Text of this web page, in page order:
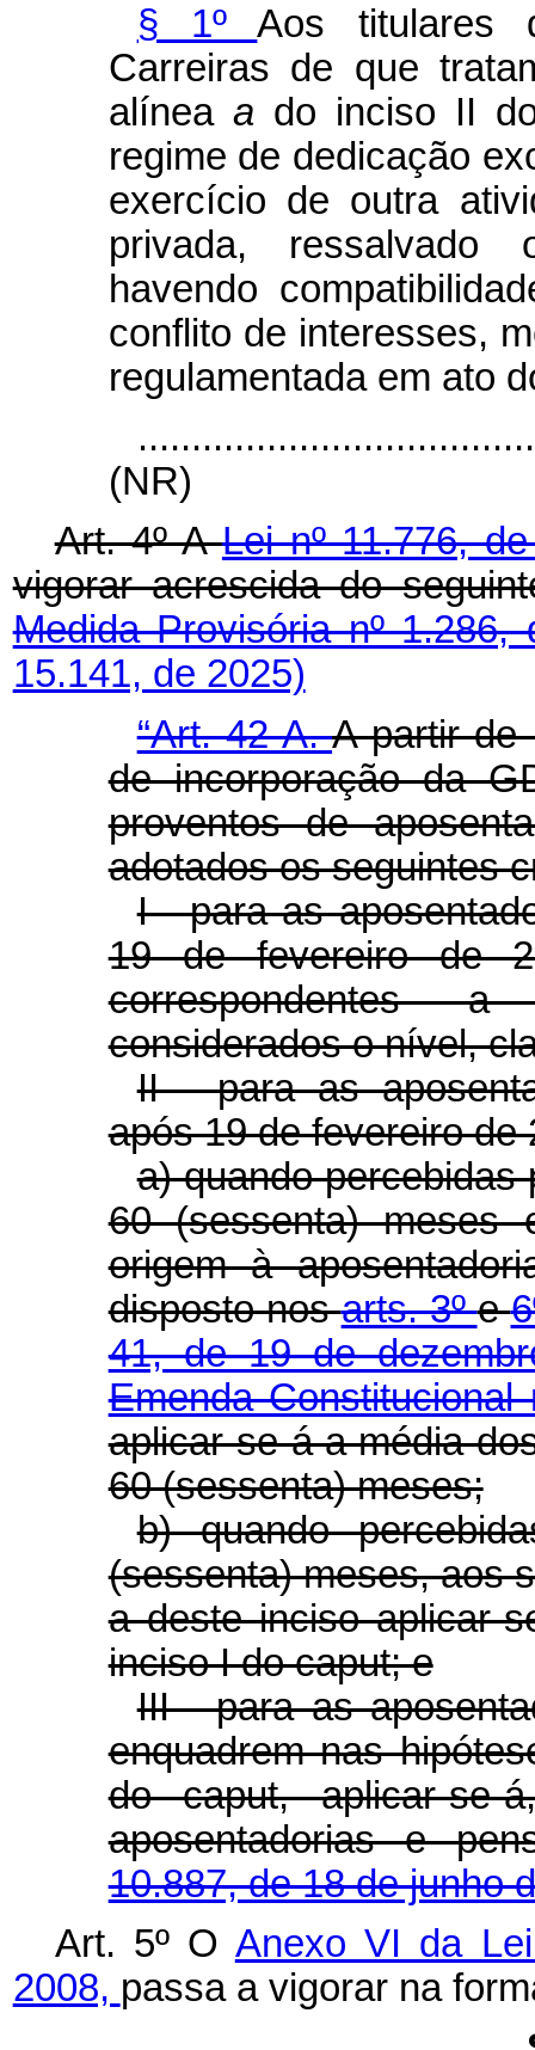
§ 1ºAos titulares
Carreiras de que
alínea a do inciso II
regime de dedicação
exercício de outra
privada,
havendo
conflito de interesses,
regulamentada em ato
(NR)
Art. 4º ALei nº 11.776,
vigorar acrescida do
Medida Provisória nº 1.286,
15.141, de 2025)
“Art. 42-A.A partir de
de incorporação da
proventos de
adotados os seguintes
I - para as
19 de fevereiro de
correspondentes
considerados o nível,
II - para as
após 19 de fevereiro de
a) quando percebidas
60 (sessenta) meses
origem à
disposto nosarts. 3ºe
41, de 19 de
Emenda
aplicar-se-á a média
60 (sessenta) meses;
b) quando
(sessenta) meses, aos
a deste inciso aplicar-
inciso I do caput; e
III - para as
enquadrem nas
do caput, aplicar-
aposentadorias e
10.887, de 18 de junho
Art. 5º O Anexo VI da
2008, passa a vigorar na